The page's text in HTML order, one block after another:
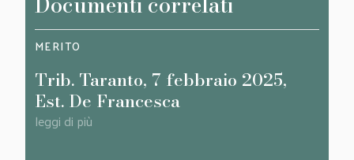
MERITO
Trib. Taranto, 7 febbraio 2025,
Est. De Francesca
leggi di più